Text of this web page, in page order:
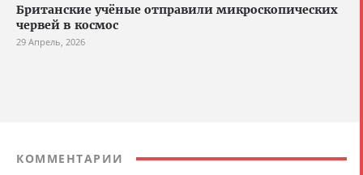
Британские учёные отправили микроскопических
червей в космос
29 Апрель, 2026
КОММЕНТАРИИ